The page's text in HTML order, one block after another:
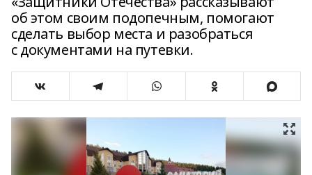
об этом своим подопечным, помогают
сделать выбор места и разобраться
с документами на путевки.